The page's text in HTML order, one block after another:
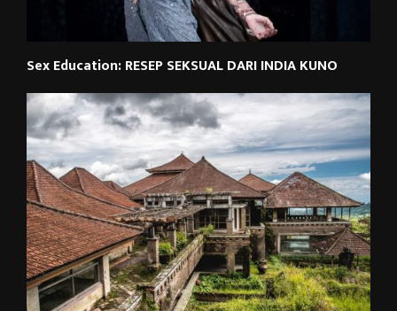
Sex Education: RESEP SEKSUAL DARI INDIA KUNO